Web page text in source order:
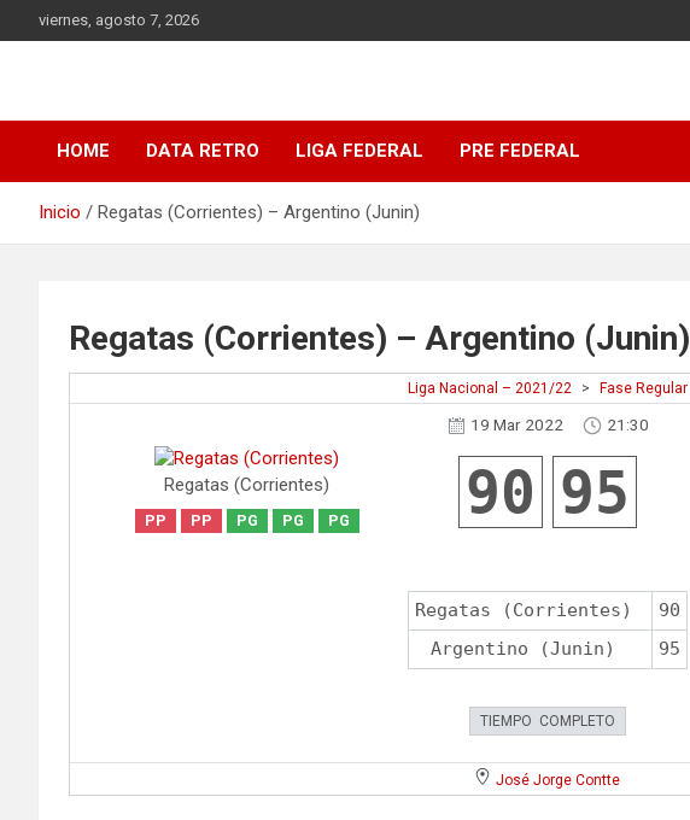
al
viernes, agosto 7, 2026
DATA Basquet
HOME DATA RETRO LIGA FEDERAL PRE FEDERAL
Inicio Regatas (Corrientes) – Argentino (Junin)
Regatas (Corrientes) – Argentino (Junin)
Liga Nacional – 2021/22 > Fase Regular
19 Mar 2022 21:30
Regatas (Corrientes)
PP PP PG PG PG 90 95
Regatas (Corrientes)
90
Argentino (Junin)
95
TIEMPO COMPLETO
José Jorge Contte